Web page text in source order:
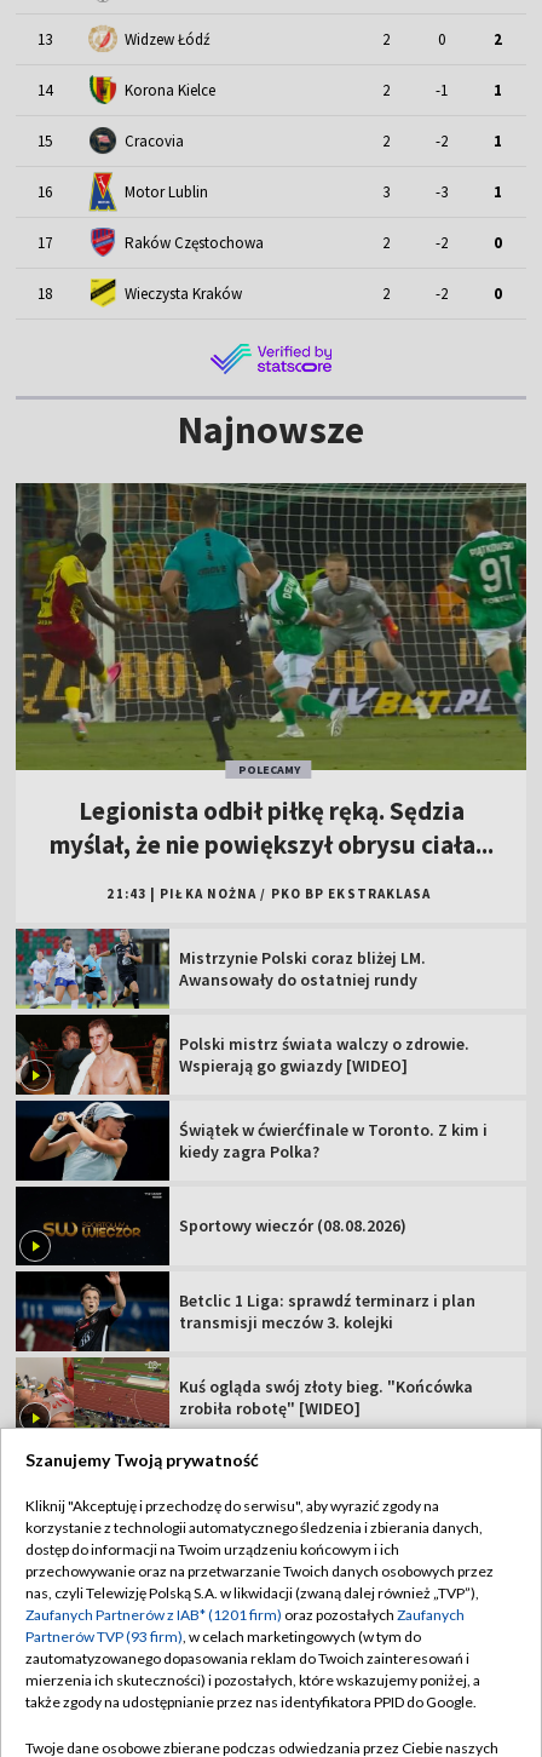
13 Widzew Łódź 2 0 2
14 Korona Kielce 2 -1 1
15 Cracovia 2 -2 1
16 Motor Lublin 3 -3 1
17 Raków Częstochowa 2 -2 0
18 Wieczysta Kraków 2 -2 0
Najnowsze
POLECAMY
Legionista odbił piłkę ręką. Sędzia
myślał, że nie powiększył obrysu ciała...
21:43 PIŁKA NOŻNA / PKO BP EKSTRAKLASA
Mistrzynie Polski coraz bliżej LM.
Awansowały do ostatniej rundy
Polski mistrz świata walczy o zdrowie.
Wspierają go gwiazdy [WIDEO]
Świątek w ćwierćfinale w Toronto. Z kim i
kiedy zagra Polka?
Sportowy wieczór (08.08.2026)
Betclic 1 Liga: sprawdź terminarz i plan
transmisji meczów 3. kolejki
Kuś ogląda swój złoty bieg. "Końcówka
zrobiła robotę" [WIDEO]
TVP
Abonament TVP
Sklep TVP
Biuro Reklamy
Oferta Handlowa
Regulamin TVP
Polityka prywatności
Moje zgody
Biuro reklamy
Szanujemy Twoją prywatność
Kliknij "Akceptuję i przechodzę do serwisu", aby wyrazić zgody na
korzystanie z technologii automatycznego śledzenia i zbierania danych,
dostęp do informacji na Twoim urządzeniu końcowym i ich
przechowywanie oraz na przetwarzanie Twoich danych osobowych przez
nas, czyli Telewizję Polską S.A. w likwidacji (zwaną dalej również „TVP”),
Zaufanych Partnerów z IAB* (1201 firm) oraz pozostałych Zaufanych
Partnerów TVP (93 firm), w celach marketingowych (w tym do
zautomatyzowanego dopasowania reklam do Twoich zainteresowań i
mierzenia ich skuteczności) i pozostałych, które wskazujemy poniżej, a
także zgody na udostępnianie przez nas identyfikatora PPID do Google.
Twoje dane osobowe zbierane podczas odwiedzania przez Ciebie naszych